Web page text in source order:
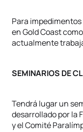
Para
en Gold Coast
actualmente
SEMINARIOS DE
Tendrá lugar un
desarrollado por la
y el Comité